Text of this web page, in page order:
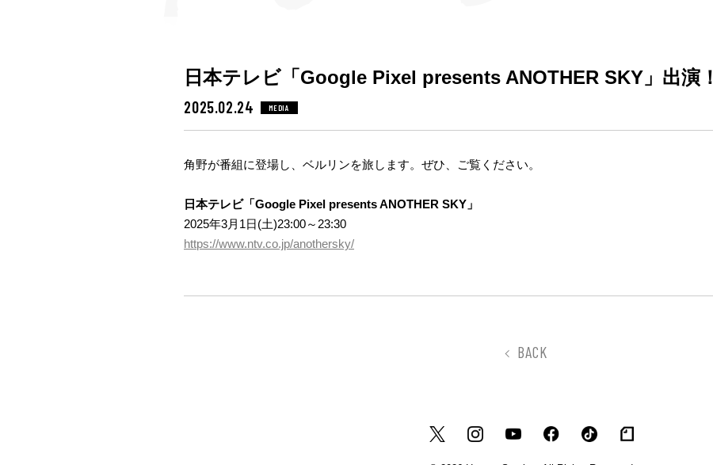
日本テレビ「Google Pixel presents ANOTHER SKY」出演！
2025.02.24 MEDIA
角野が番組に登場し、ベルリンを旅します。ぜひ、ご覧ください。
日本テレビ「Google Pixel presents ANOTHER SKY」
2025年3月1日(土)23:00～23:30
https://www.ntv.co.jp/anothersky/
BACK